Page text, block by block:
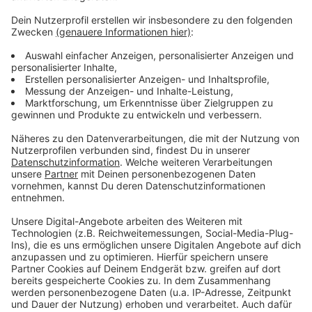
Mittlerweile ist der Deutsche Werberat eingeschaltet.
überprüft, ob ethische Grenzen überschritten wurden
und hat das Füchschen zu einer Stellungnahme
aufgefordert. Wie eine Sprecherin zu Antenne
Düsseldorf gesagt hat, wird das nur gemacht, wenn
ist. Ob eine öffentliche Rüge ausgesprochen wird,
hängt dann von der Stellungnahme ab.
Anzeige
Anzeige